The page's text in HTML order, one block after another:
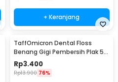
+ Keranjang
TaffOmicron Dental Floss
Benang Gigi Pembersih Plak 50
PCS - LMT-558
Rp3.400
Rp13.900 76%